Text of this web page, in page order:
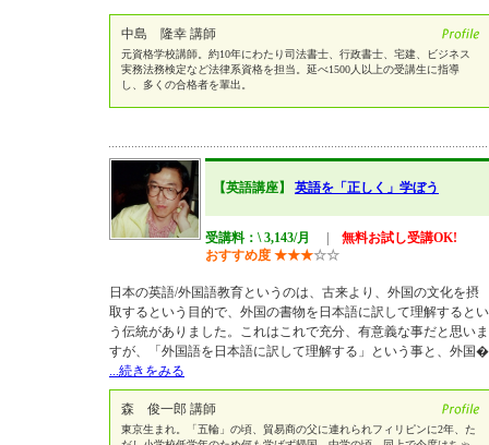
中島 隆幸 講師
元資格学校講師。約10年にわたり司法書士、行政書士、宅建、ビジネス
実務法務検定など法律系資格を担当。延べ1500人以上の受講生に指導
し、多くの合格者を輩出。
【英語講座】 英語を「正しく」学ぼう
受講料：\ 3,143/月
無料お試し受講OK!
おすすめ度 ★★★☆☆
日本の英語/外国語教育というのは、古来より、外国の文化を摂
取するという目的で、外国の書物を日本語に訳して理解するとい
う伝統がありました。これはこれで充分、有意義な事だと思いま
すが、「外国語を日本語に訳して理解する」という事と、外国�
...続きをみる
森 俊一郎 講師
東京生まれ。「五輪」の頃、貿易商の父に連れられフィリピンに2年、た